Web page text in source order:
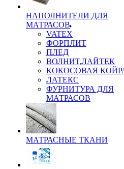
НАПОЛНИТЕЛИ ДЛЯ
МАТРАСОВ
VATEX
ФОРПЛИТ
ПЛЕД
ВОЛНИТ,ЛАЙТЕК
КОКОСОВАЯ
ЛАТЕКС
ФУРНИТУРА ДЛЯ
МАТРАСОВ
МАТРАСНЫЕ ТКАНИ